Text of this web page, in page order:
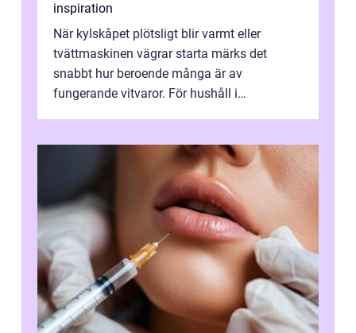
inspiration
När kylskåpet plötsligt blir varmt eller
tvättmaskinen vägrar starta märks det
snabbt hur beroende många är av
fungerande vitvaror. För hushåll i